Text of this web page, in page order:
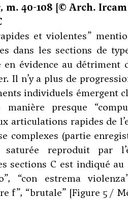
, m. 40-108 [© Arch.
et violentes”
dans les sections de
évidence au détriment
Il n’y a plus de
individuels émergent
presque
articulations rapides de
complexes (partie
reproduit par
sections C est indiqué au
“con estrema
f”, “brutale” [Figure 5 /